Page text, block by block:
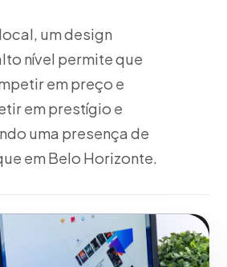
um design
nível permite que
em preço e
em prestígio e
uma presença de
em Belo Horizonte.
junto com você, esboço,
visuais para Design Gráfico
Gráficas. Construindo